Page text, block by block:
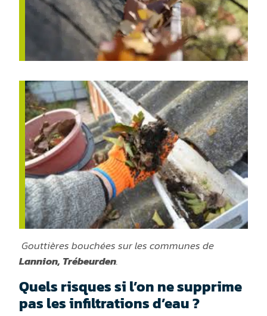
Gouttières bouchées sur les communes de
Lannion, Trébeurden.
Quels risques si l’on ne supprime
pas les infiltrations d’eau ?